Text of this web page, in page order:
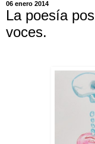
06 enero 2014
La poesía
voces.